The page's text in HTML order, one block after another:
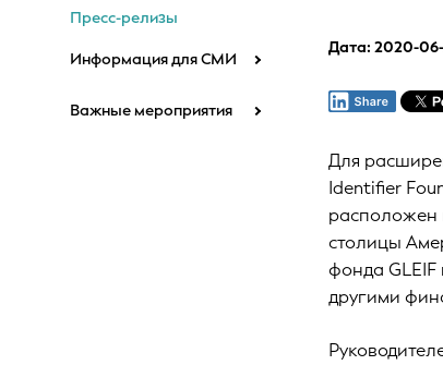
Пресс-релизы
Информация для СМИ
Важные мероприятия
Дата: 2020-
Для
Identifier
расположен
столицы
фонда
другими